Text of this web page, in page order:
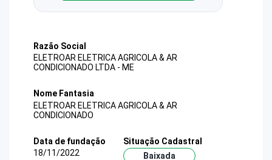
Razão Social
ELETROAR ELETRICA AGRICOLA & AR
CONDICIONADO LTDA - ME
Nome Fantasia
ELETROAR ELETRICA AGRICOLA & AR
CONDICIONADO
Data de fundação
18/11/2022
Situação Cadastral
Baixada